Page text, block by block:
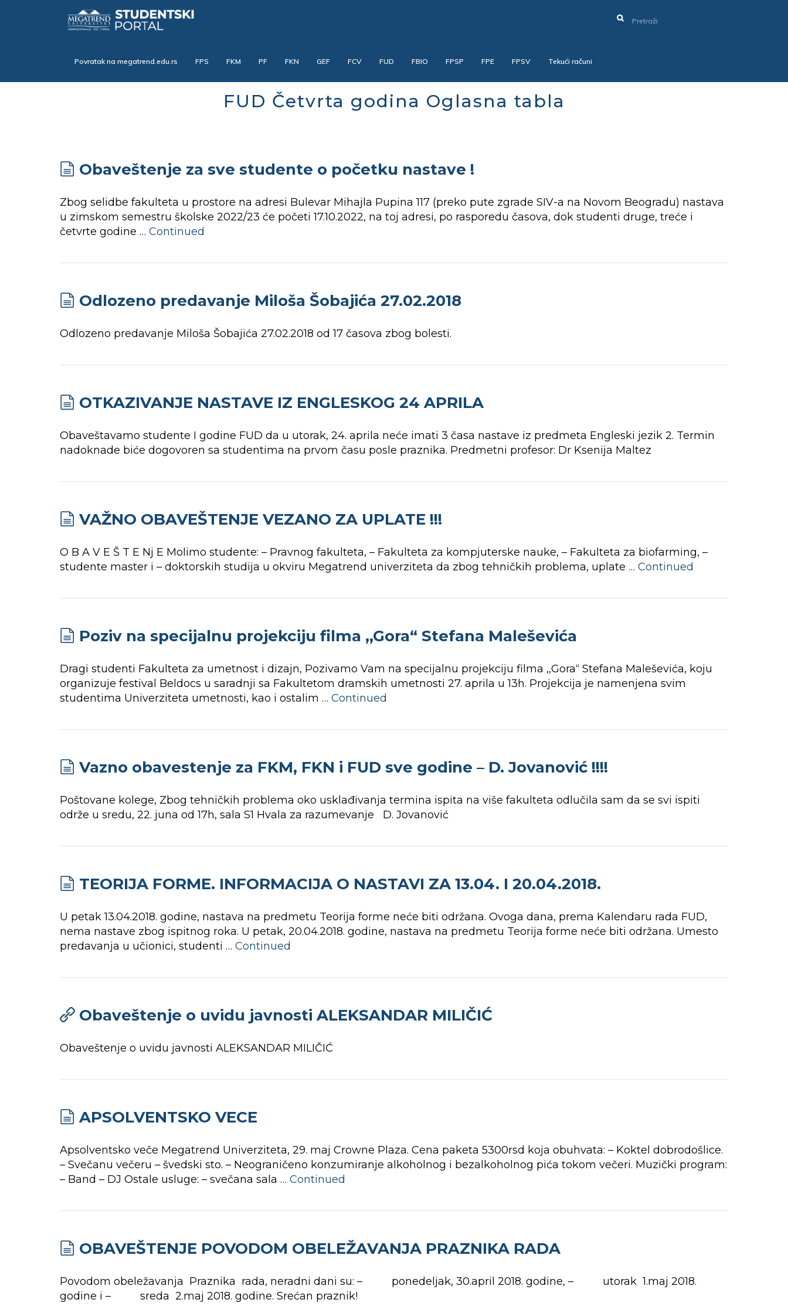
Povratak na megatrend.edu.rs FPS FKM PF FKN GEF FCV FUD FBIO FPSP FPE FPSV Tekući računi
FUD Četvrta godina Oglasna tabla
Obaveštenje za sve studente o početku nastave !
Zbog selidbe fakulteta u prostore na adresi Bulevar Mihajla Pupina 117 (preko pute zgrade SIV-a na Novom Beogradu) nastava
u zimskom semestru školske 2022/23 će početi 17.10.2022, na toj adresi, po rasporedu časova, dok studenti druge, treće i
četvrte godine … Continued
Odlozeno predavanje Miloša Šobajića 27.02.2018
Odlozeno predavanje Miloša Šobajića 27.02.2018 od 17 časova zbog bolesti.
OTKAZIVANJE NASTAVE IZ ENGLESKOG 24 APRILA
Obaveštavamo studente I godine FUD da u utorak, 24. aprila neće imati 3 časa nastave iz predmeta Engleski jezik 2. Termin
nadoknade biće dogovoren sa studentima na prvom času posle praznika. Predmetni profesor: Dr Ksenija Maltez
VAŽNO OBAVEŠTENJE VEZANO ZA UPLATE !!!
O B A V E Š T E Nj E Molimo studente: – Pravnog fakulteta, – Fakulteta za kompjuterske nauke, – Fakulteta za biofarming, –
studente master i – doktorskih studija u okviru Megatrend univerziteta da zbog tehničkih problema, uplate … Continued
Poziv na specijalnu projekciju filma ,,Gora“ Stefana Maleševića
Dragi studenti Fakulteta za umetnost i dizajn, Pozivamo Vam na specijalnu projekciju filma ,,Gora“ Stefana Maleševića, koju
organizuje festival Beldocs u saradnji sa Fakultetom dramskih umetnosti 27. aprila u 13h. Projekcija je namenjena svim
studentima Univerziteta umetnosti, kao i ostalim … Continued
Vazno obavestenje za FKM, FKN i FUD sve godine – D. Jovanović !!!!
Poštovane kolege, Zbog tehničkih problema oko usklađivanja termina ispita na više fakulteta odlučila sam da se svi ispiti
održe u sredu, 22. juna od 17h, sala S1 Hvala za razumevanje D. Jovanović
TEORIJA FORME. INFORMACIJA O NASTAVI ZA 13.04. I 20.04.2018.
U petak 13.04.2018. godine, nastava na predmetu Teorija forme neće biti održana. Ovoga dana, prema Kalendaru rada FUD,
nema nastave zbog ispitnog roka. U petak, 20.04.2018. godine, nastava na predmetu Teorija forme neće biti održana. Umesto
predavanja u učionici, studenti … Continued
Obaveštenje o uvidu javnosti ALEKSANDAR MILIČIĆ
Obaveštenje o uvidu javnosti ALEKSANDAR MILIČIĆ
APSOLVENTSKO VECE
Apsolventsko veče Megatrend Univerziteta, 29. maj Crowne Plaza. Cena paketa 5300rsd koja obuhvata: – Koktel dobrodošlice.
– Svečanu večeru – švedski sto. – Neograničeno konzumiranje alkoholnog i bezalkoholnog pića tokom večeri. Muzički program:
– Band – DJ Ostale usluge: – svečana sala … Continued
OBAVEŠTENJE POVODOM OBELEŽAVANJA PRAZNIKA RADA
Povodom obeležavanja Praznika rada, neradni dani su: – ponedeljak, 30.april 2018. godine, – utorak 1.maj 2018.
godine i – sreda 2.maj 2018. godine. Srećan praznik!